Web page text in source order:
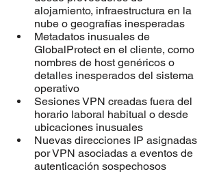
alojamiento, infraestructura en la
nube o geografías inesperadas
Metadatos inusuales de
GlobalProtect en el cliente, como
nombres de host genéricos o
detalles inesperados del sistema
operativo
Sesiones VPN creadas fuera del
horario laboral habitual o desde
ubicaciones inusuales
Nuevas direcciones IP asignadas
por VPN asociadas a eventos de
autenticación sospechosos